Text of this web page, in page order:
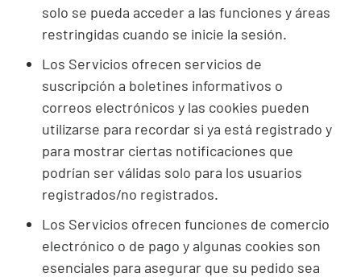
solo se pueda acceder a las funciones y áreas
restringidas cuando se inicie la sesión.
Los Servicios ofrecen servicios de
suscripción a boletines informativos o
correos electrónicos y las cookies pueden
utilizarse para recordar si ya está registrado y
para mostrar ciertas notificaciones que
podrían ser válidas solo para los usuarios
registrados/no registrados.
Los Servicios ofrecen funciones de comercio
electrónico o de pago y algunas cookies son
esenciales para asegurar que su pedido sea